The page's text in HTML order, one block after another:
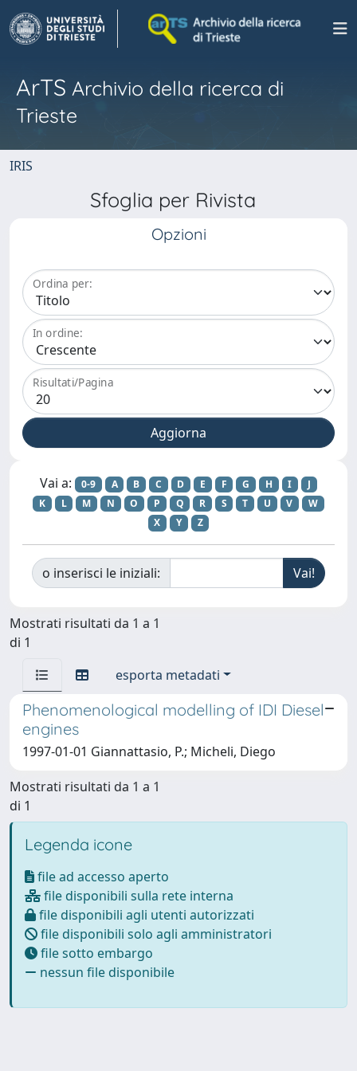
ArTS Archivio della ricerca di
Trieste
IRIS
Sfoglia per Rivista
Opzioni
Ordina per:
In ordine:
Risultati/Pagina
Vai a: 0-9 A B C D E F G H I
J
K
L M N O P Q R S T U V
W
X
Y Z
o inserisci le iniziali:
Mostrati risultati da 1 a 1
di 1
esporta metadati
Phenomenological modelling of IDI Diesel
engines
1997-01-01 Giannattasio, P.; Micheli, Diego
Mostrati risultati da 1 a 1
di 1
Legenda icone
file ad accesso aperto
file disponibili sulla rete interna
file disponibili agli utenti autorizzati
file disponibili solo agli amministratori
file sotto embargo
nessun file disponibile